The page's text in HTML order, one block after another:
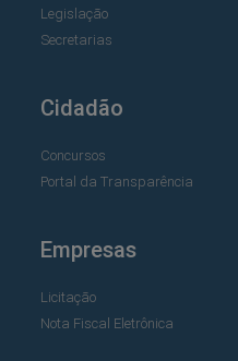
Legislação
Secretarias
Cidadão
Concursos
Portal da Transparência
Empresas
Licitação
Nota Fiscal Eletrônica